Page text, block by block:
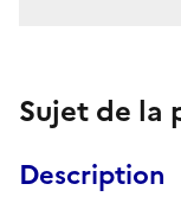
Sujet de la
Description